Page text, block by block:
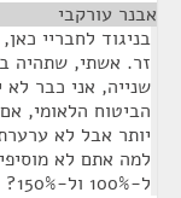
אבנר עורקבי
זר. אשתי, שתהיה
שנייה, אני כבר
יותר אבל לא
ל-100% ול-150%?